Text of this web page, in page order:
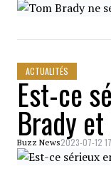
ACTUALITÉS
Est-ce
Brady
Buzz News2023-07-12